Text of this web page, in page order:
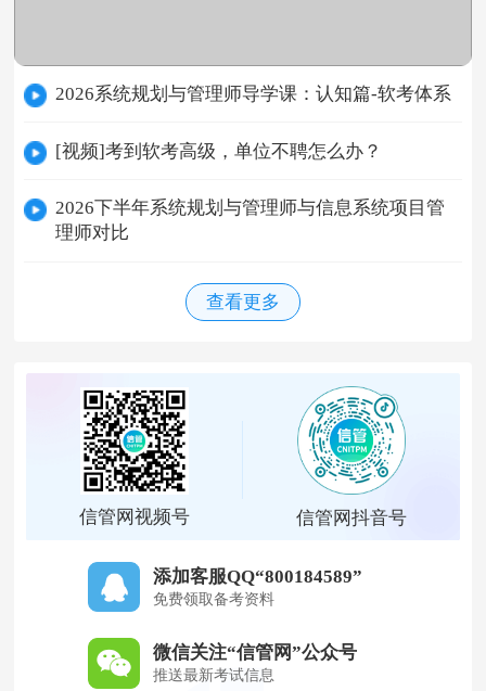
2026系统规划与管理师导学课：认知篇-软考体系
[视频]考到软考高级，单位不聘怎么办？
2026下半年系统规划与管理师与信息系统项目管
理师对比
查看更多
信管网视频号 信管网抖音号
添加客服QQ“800184589”
免费领取备考资料
微信关注“信管网”公众号
推送最新考试信息